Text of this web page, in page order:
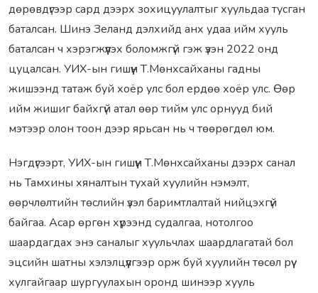
дөрөвдүгээр сард дээрх зохицуулалтыг хуульдаа тусган
баталсан. Шинэ Зеланд дэлхийд анх удаа ийм хууль
баталсан ч хэрэгжүүлэх боломжгүй гэж үзэн 2022 онд
цуцалсан. УИХ-ын гишүүн Т.Мөнхсайханы гадны
жишээнд татаж буй хоёр улс бол ердөө хоёр улс. Өөр
ийм жишиг байхгүй атал өөр тийм улс орнууд бий
мэтээр олон тоон дээр ярьсан нь ч төөрөгдөл юм.
Нэгдүгээрт, УИХ-ын гишүүн Т.Мөнхсайханы дээрх санал
нь Тамхины хяналтын тухай хуулийн нэмэлт,
өөрчлөлтийн төслийн үзэл баримтлалтай нийцэхгүй
байгаа. Асар өргөн хүрээнд судалгаа, нотолгоо
шаардагдах энэ саналыг хуульчлах шаардлагатай бол
эцсийн шатны хэлэлцүүлгээр орж буй хуулийн төсөл рүү
хулгайгаар шургуулахын оронд шинээр хууль